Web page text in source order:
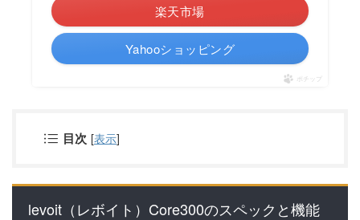
楽天市場
Yahooショッピング
ポチップ
目次 [表示]
levoit（レボイト）Core300のスペックと機能